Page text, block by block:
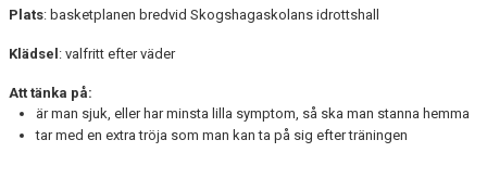
Plats: basketplanen bredvid Skogshagaskolans idrottshall
Klädsel : valfritt efter väder
Att tänka på:
är man sjuk, eller har minsta lilla symptom, så ska man stanna hemma
tar med en extra tröja som man kan ta på sig efter träningen